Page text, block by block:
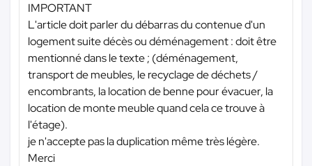
IMPORTANT
L'article doit parler du débarras du contenue d'un
logement suite décès ou déménagement : doit être
mentionné dans le texte ; (déménagement,
transport de meubles, le recyclage de déchets /
encombrants, la location de benne pour évacuer, la
location de monte meuble quand cela ce trouve à
l'étage).
je n'accepte pas la duplication même très légère.
Merci